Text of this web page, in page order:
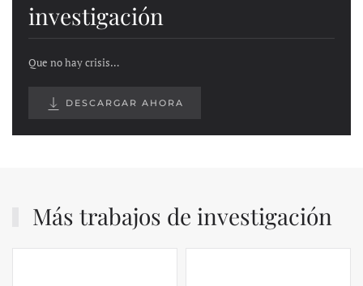
investigación
Que no hay crisis…
DESCARGAR AHORA
Más trabajos de investigación